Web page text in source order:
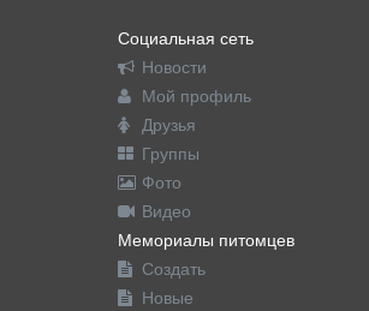
Социальная сеть
Новости
Мой профиль
Друзья
Группы
Фото
Видео
Мемориалы питомцев
Создать
Новые